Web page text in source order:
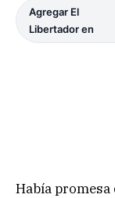
Agregar El
Libertador en
Había promesa